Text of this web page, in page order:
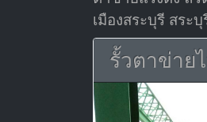
เมืองสระบุรี สระ
รั้วตาข่าย